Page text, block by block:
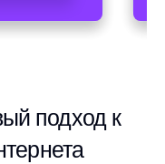
подход к